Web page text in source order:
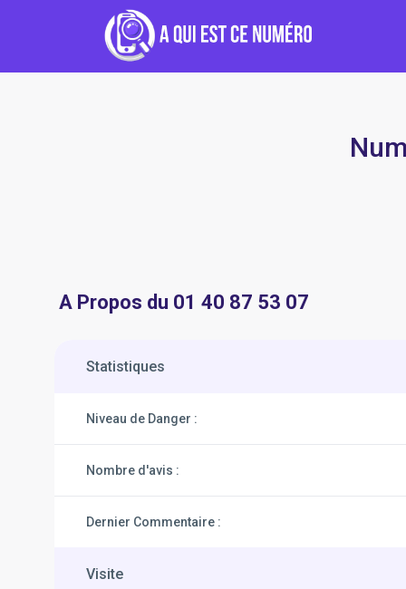
A Propos du 01 40 87 53 07
Statistiques
Niveau de Danger :
Nombre d'avis :
Dernier Commentaire :
Visite